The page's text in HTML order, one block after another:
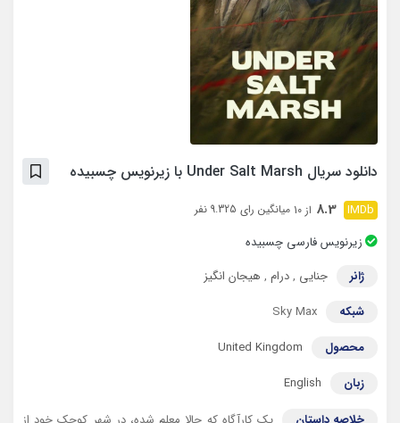
دانلود سریال Under Salt Marsh با زیرنویس چسبیده
8.3 از 10 میانگین رای 9.325 نفر
زیرنویس فارسی چسبیده
ژانر
جنایی ,درام , هیجان انگیز
شبکه
Sky Max
محصول
United Kingdom
زبان
English